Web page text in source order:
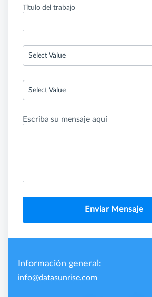
Título del trabajo
Select Value
Select Value
Escriba su mensaje aquí
Enviar Mensaje
Información general:
info@datasunrise.com